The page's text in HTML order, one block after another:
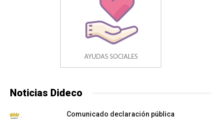
Noticias Dideco
Comunicado declaración pública